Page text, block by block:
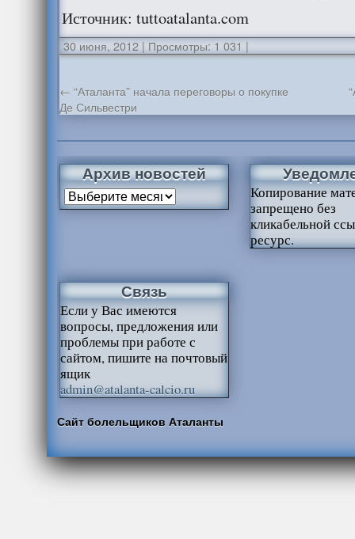
Источник: tuttoatalanta.com
30 июня, 2012 | Просмотры: 1 031 |
← “Аталанта” начала переговоры о покупке
Де Сильвестри
Архив новостей
Копирование
запрещено без
кликабельной
ресурс.
Связь
Если у Вас имеются
вопросы, предложения или
проблемы при работе с
сайтом, пишите на почтовый
ящик
admin@atalanta-calcio.ru
Сайт болельщиков Аталанты